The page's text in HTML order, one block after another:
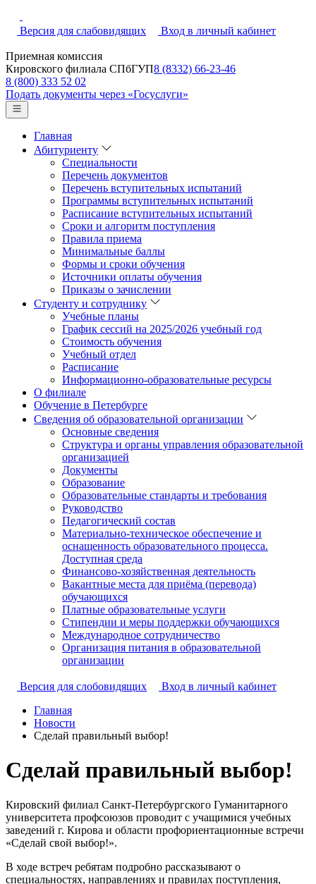
Версия для слабовидящих Вход в личный кабинет
Приемная комиссия
Кировского филиала СПбГУП8 (8332) 66-23-46
8 (800) 333 52 02
Подать документы через «Госуслуги»
Главная
Абитуриенту
Специальности
Перечень документов
Перечень вступительных испытаний
Программы вступительных испытаний
Расписание вступительных испытаний
Сроки и алгоритм поступления
Правила приема
Минимальные баллы
Формы и сроки обучения
Источники оплаты обучения
Приказы о зачислении
Студенту и сотруднику
Учебные планы
График сессий на 2025/2026 учебный год
Стоимость обучения
Учебный отдел
Расписание
Информационно-образовательные ресурсы
О филиале
Обучение в Петербурге
Сведения об образовательной организации
Основные сведения
Структура и органы управления образовательной
организацией
Документы
Образование
Образовательные стандарты и требования
Руководство
Педагогический состав
Материально-техническое обеспечение и
оснащенность образовательного процесса.
Доступная среда
Финансово-хозяйственная деятельность
Вакантные места для приёма (перевода)
обучающихся
Платные образовательные услуги
Стипендии и меры поддержки обучающихся
Международное сотрудничество
Организация питания в образовательной
организации
Версия для слобовидящих
Вход в личный кабинет
Главная
Новости
Сделай правильный выбор!
Сделай правильный выбор!
Кировский филиал Санкт-Петербургского Гуманитарного
университета профсоюзов проводит с учащимися учебных
заведений г. Кирова и области профориентационные встречи
«Сделай свой выбор!».
В ходе встреч ребятам подробно рассказывают о
специальностях, направлениях и правилах поступления,